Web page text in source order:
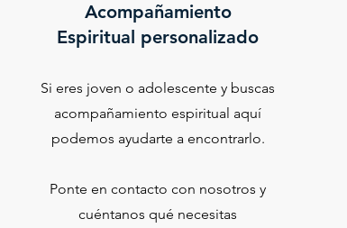
Acompañamiento
Espiritual personalizado
Si eres joven o adolescente y buscas
acompañamiento espiritual aquí
podemos ayudarte a encontrarlo.
Ponte en contacto con nosotros y
cuéntanos qué necesitas